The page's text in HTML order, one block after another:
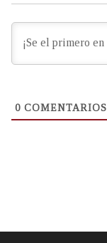
0 COMENTARIOS